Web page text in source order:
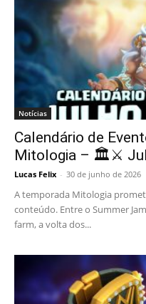
Notícias
Calendário de
Mitologia – 🏛️⚔️
Lucas Felix - 30 de junho de 2026
A temporada Mitologia
conteúdo. Entre o Summer
farm, a volta dos...